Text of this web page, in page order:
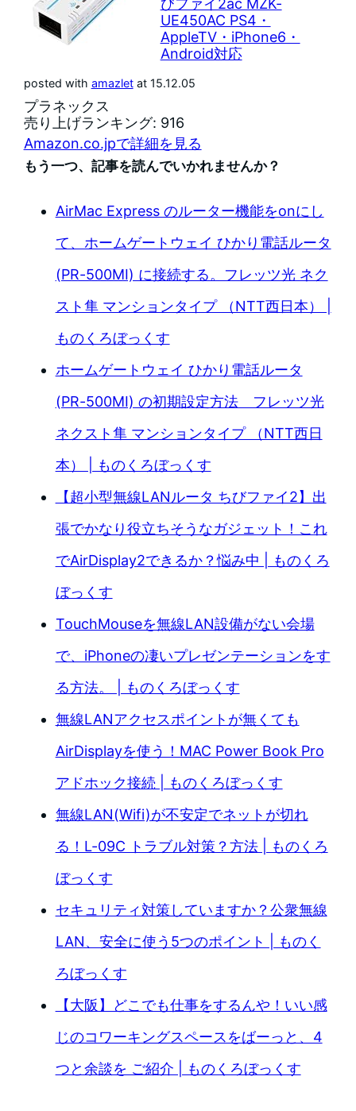
びファイ2ac MZK-
UE450AC PS4・
AppleTV・iPhone6・
Android対応
posted with amazletat 15.12.05
プラネックス
売り上げランキング: 916
Amazon.co.jpで詳細を見る
もう一つ、記事を読んでいかれませんか？
AirMac Express のルーター機能をonにし
て、ホームゲートウェイ ひかり電話ルータ
(PR-500MI) に接続する。フレッツ光 ネク
スト隼 マンションタイプ （NTT西日本） |
ものくろぼっくす
ホームゲートウェイ ひかり電話ルータ
(PR-500MI) の初期設定方法 フレッツ光
ネクスト隼 マンションタイプ （NTT西日
本） | ものくろぼっくす
【超小型無線LANルータ ちびファイ2】出
張でかなり役立ちそうなガジェット！これ
でAirDisplay2できるか？悩み中 | ものくろ
ぼっくす
TouchMouseを無線LAN設備がない会場
で、iPhoneの凄いプレゼンテーションをす
る方法。 | ものくろぼっくす
無線LANアクセスポイントが無くても
AirDisplayを使う！MAC Power Book Pro
アドホック接続 | ものくろぼっくす
無線LAN(Wifi)が不安定でネットが切れ
る！L-09C トラブル対策？方法 | ものくろ
ぼっくす
セキュリティ対策していますか？公衆無線
LAN、安全に使う5つのポイント | ものく
ろぼっくす
【大阪】どこでも仕事をするんや！いい感
じのコワーキングスペースをばーっと、4
つと余談を ご紹介 | ものくろぼっくす